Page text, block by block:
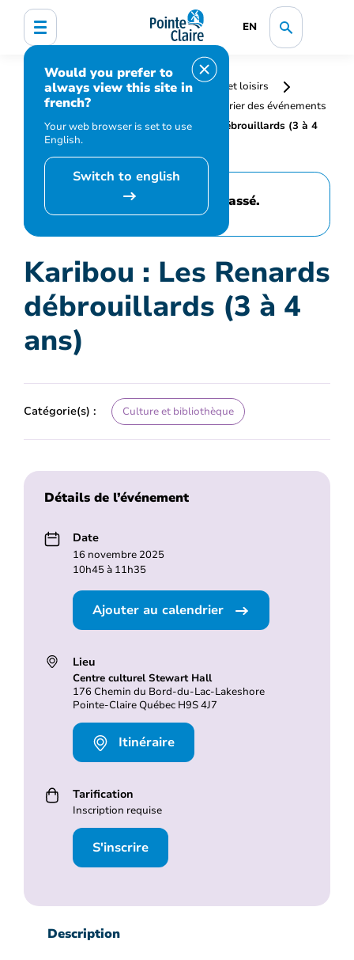
EN
Would you prefer to
always view this site in
french?
Your web browser is set to use
English.
Switch to english
Accueil
Bibliothèque, culture, sports et loisirs
Programmation et inscription
Calendrier des événements
et activités
Karibou : Les Renards débrouillards (3 à 4
ans)
Cet événement est passé.
Karibou : Les Renards
débrouillards (3 à 4
ans)
Catégorie(s) : Culture et bibliothèque
Détails de l’événement
Date
16 novembre 2025
10h45 à 11h35
Ajouter au calendrier
Lieu
Centre culturel Stewart Hall
176 Chemin du Bord-du-Lac-Lakeshore
Pointe-Claire Québec H9S 4J7
Itinéraire
Tarification
Inscription requise
S'inscrire
Description